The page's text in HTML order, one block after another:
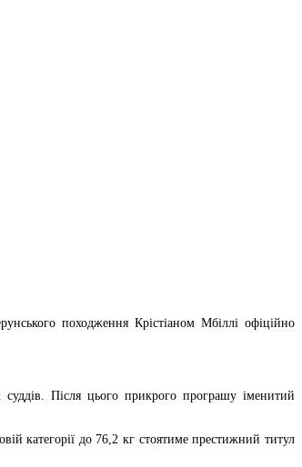
походження Крістіаном Мбіллі офіційно
Після цього прикрого програшу іменитий
категорії до 76,2 кг стоятиме престижний титул